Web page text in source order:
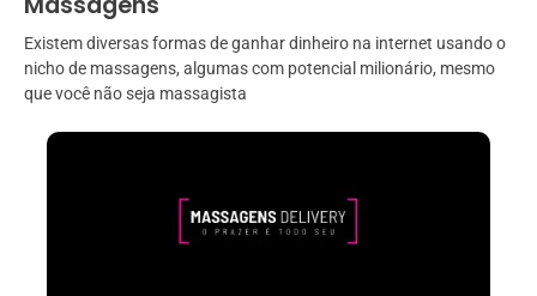
Existem diversas formas de ganhar dinheiro na internet usando o
nicho de massagens, algumas com potencial milionário, mesmo
que você não seja massagista